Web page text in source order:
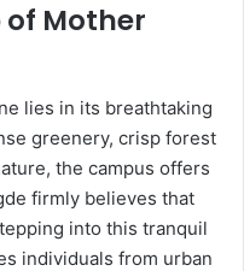
of Mother
lies in its breathtaking
greenery, crisp forest
the campus offers
firmly believes that
into this tranquil
individuals from urban